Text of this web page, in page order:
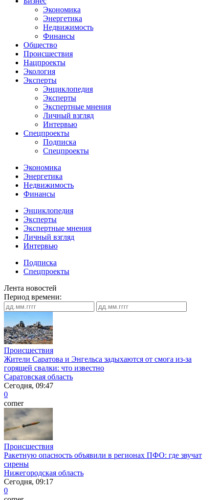
Экономика
Энергетика
Недвижимость
Финансы
Общество
Происшествия
Нацпроекты
Экология
Эксперты
Энциклопедия
Эксперты
Экспертные мнения
Личный взгляд
Интервью
Спецпроекты
Подписка
Спецпроекты
Экономика
Энергетика
Недвижимость
Финансы
Энциклопедия
Эксперты
Экспертные мнения
Личный взгляд
Интервью
Подписка
Спецпроекты
Лента новостей
Период времени:
Происшествия
Жители Саратова и Энгельса задыхаются от смога из-за
горящей свалки: что известно
Саратовская область
Сегодня, 09:47
0
corner
Происшествия
Ракетную опасность объявили в регионах ПФО: где звучат
сирены
Нижегородская область
Сегодня, 09:17
0